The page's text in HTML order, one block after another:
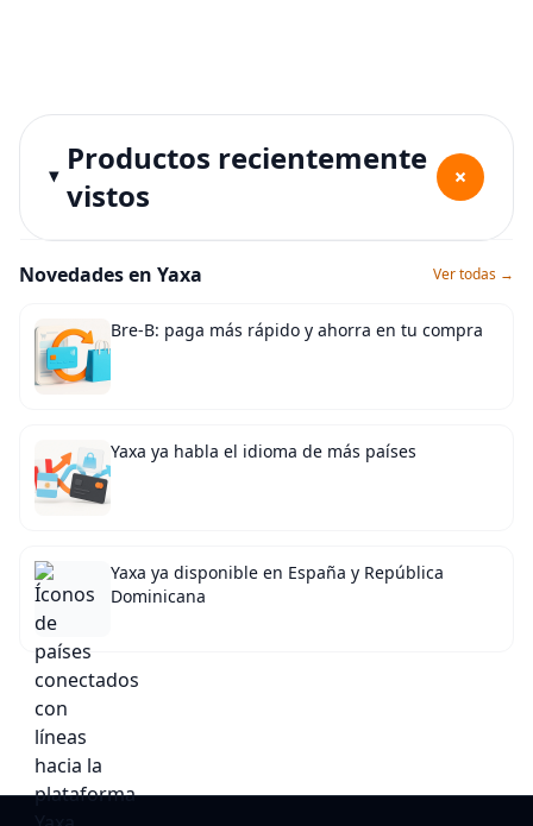
Productos recientemente
vistos
+
Novedades en Yaxa Ver todas →
Bre-B: paga más rápido y ahorra en tu compra
Yaxa ya habla el idioma de más países
Yaxa ya disponible en España y República
Dominicana